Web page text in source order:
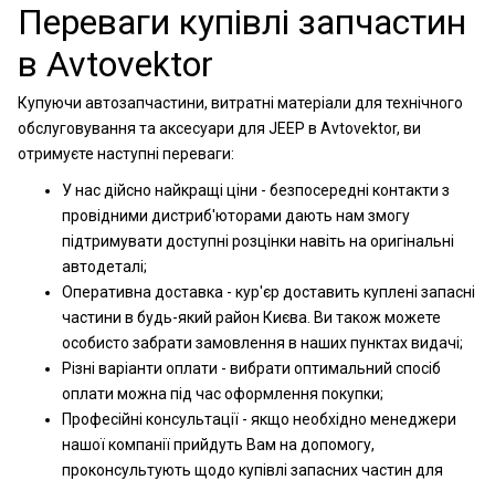
Переваги купівлі запчастин
в Avtovektor
Купуючи автозапчастини, витратні матеріали для технічного
обслуговування та аксесуари для JEEP в Avtovektor, ви
отримуєте наступні переваги:
У нас дійсно найкращі ціни - безпосередні контакти з
провідними дистриб'юторами дають нам змогу
підтримувати доступні розцінки навіть на оригінальні
автодеталі;
Оперативна доставка - кур'єр доставить куплені запасні
частини в будь-який район Києва. Ви також можете
особисто забрати замовлення в наших пунктах видачі;
Різні варіанти оплати - вибрати оптимальний спосіб
оплати можна під час оформлення покупки;
Професійні консультації - якщо необхідно менеджери
нашої компанії прийдуть Вам на допомогу,
проконсультують щодо купівлі запасних частин для